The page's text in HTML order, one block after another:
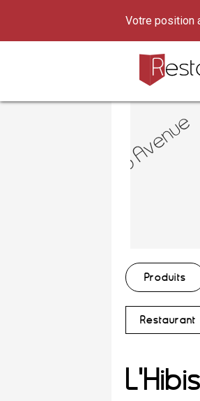
Votre position
Produits
Restaurant